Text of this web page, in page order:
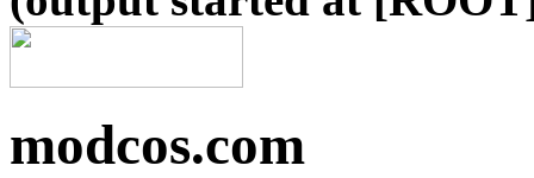
modcos.com